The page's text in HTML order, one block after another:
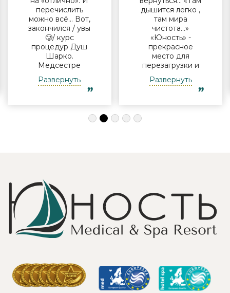
перечислить
можно всё… Вот,
закончился / увы
🥲/ курс
процедур Душ
Шарко.
Медсестре
Виктории -
огромная
благодарность за
для клиента! Вот
услуги уколов
озона или
углекислого газа;)
Тут главное,
чтобы
высококлассные
процедуры, в
отпуск ходили
попеременно;
Развернуть
дышится легко ,
там мира
чистота…»
«Юность» -
прекрасное
место для
перезагрузки и
полноценного
отдыха
Шикарные аква
спортивными
море цветов,
фонтаны и
собственный
остров для
уединиться.
Близость к
Минску для меня
Развернуть